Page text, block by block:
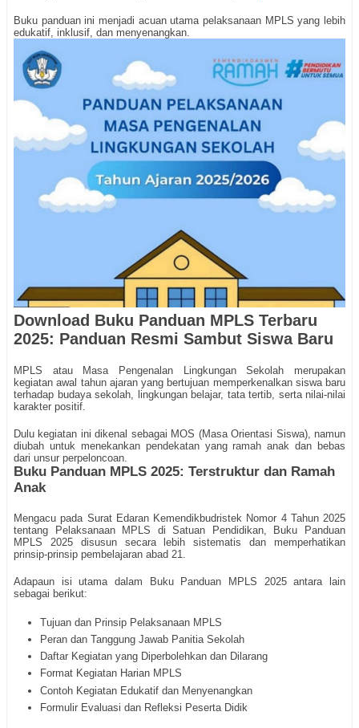
Buku panduan ini menjadi acuan utama pelaksanaan MPLS yang lebih
edukatif, inklusif, dan menyenangkan.
Download Buku Panduan MPLS Terbaru
2025: Panduan Resmi Sambut Siswa Baru
MPLS atau Masa Pengenalan Lingkungan Sekolah merupakan
kegiatan awal tahun ajaran yang bertujuan memperkenalkan siswa baru
terhadap budaya sekolah, lingkungan belajar, tata tertib, serta nilai-nilai
karakter positif.
Dulu kegiatan ini dikenal sebagai MOS (Masa Orientasi Siswa), namun
diubah untuk menekankan pendekatan yang ramah anak dan bebas
dari unsur perpeloncoan.
Buku Panduan MPLS 2025: Terstruktur dan Ramah
Anak
Mengacu pada Surat Edaran Kemendikbudristek Nomor 4 Tahun 2025
tentang Pelaksanaan MPLS di Satuan Pendidikan, Buku Panduan
MPLS 2025 disusun secara lebih sistematis dan memperhatikan
prinsip-prinsip pembelajaran abad 21.
Adapaun isi utama dalam Buku Panduan MPLS 2025 antara lain
sebagai berikut:
Tujuan dan Prinsip Pelaksanaan MPLS
Peran dan Tanggung Jawab Panitia Sekolah
Daftar Kegiatan yang Diperbolehkan dan Dilarang
Format Kegiatan Harian MPLS
Contoh Kegiatan Edukatif dan Menyenangkan
Formulir Evaluasi dan Refleksi Peserta Didik